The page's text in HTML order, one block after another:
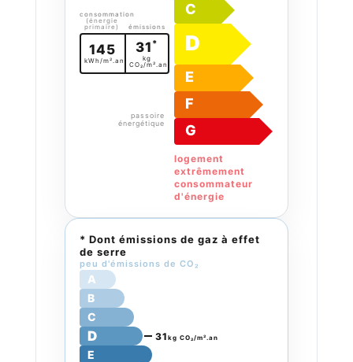
consommation
(énergie
primaire)
émissions
145
kWh/m².an
31 *
kg
CO₂/m².an
passoire
énergétique
C
D
E
F
G
logement
extrêmement
consommateur
d'énergie
* Dont émissions de gaz à effet
de serre
peu d'émissions de CO₂
A
B
C
D 31kg CO₂/m².an
E